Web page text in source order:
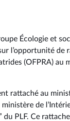
Écologie et
l’opportunité de
(OFPRA) au
rattaché au
de
PLF. Ce